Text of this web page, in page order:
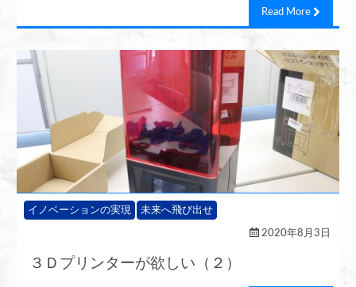
Read More
イノベーションの実現 未来へ飛び出せ
2020年8月3日
３Ｄプリンターが欲しい（２）